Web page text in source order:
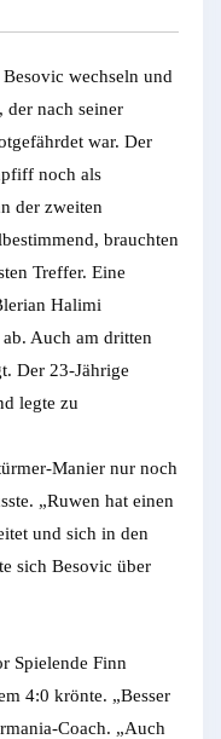
wechseln und
nach seiner
war. Der
noch als
der zweiten
brauchten
Treffer. Eine
Halimi
Auch am dritten
Der 23-Jährige
legte zu
Manier nur noch
„Ruwen hat einen
und sich in den
sich Besovic über
Spielende Finn
4:0 krönte. „Besser
Coach. „Auch